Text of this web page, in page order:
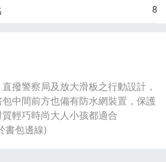
8
撥警察局及放大滑板之行動設計，
中間前方也備有防水網裝置，保護
輕巧時尚大人小孩都適合
書包邊線)